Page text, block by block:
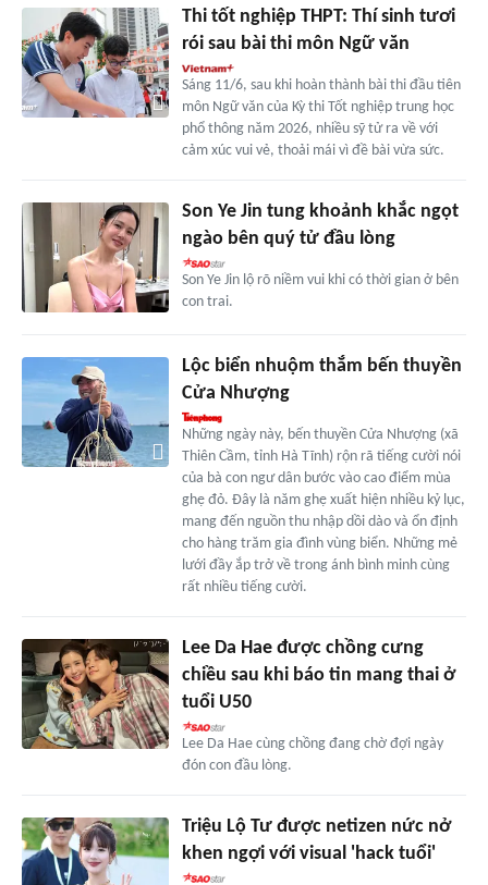
Thi tốt nghiệp THPT: Thí sinh tươi
rói sau bài thi môn Ngữ văn
Sáng 11/6, sau khi hoàn thành bài thi đầu tiên
môn Ngữ văn của Kỳ thi Tốt nghiệp trung học
phổ thông năm 2026, nhiều sỹ tử ra về với
cảm xúc vui vẻ, thoải mái vì đề bài vừa sức.
Son Ye Jin tung khoảnh khắc ngọt
ngào bên quý tử đầu lòng
Son Ye Jin lộ rõ niềm vui khi có thời gian ở bên
con trai.
Lộc biển nhuộm thắm bến thuyền
Cửa Nhượng
Những ngày này, bến thuyền Cửa Nhượng (xã
Thiên Cầm, tỉnh Hà Tĩnh) rộn rã tiếng cười nói
của bà con ngư dân bước vào cao điểm mùa
ghẹ đỏ. Đây là năm ghẹ xuất hiện nhiều kỷ lục,
mang đến nguồn thu nhập dồi dào và ổn định
cho hàng trăm gia đình vùng biển. Những mẻ
lưới đầy ắp trở về trong ánh bình minh cùng
rất nhiều tiếng cười.
Lee Da Hae được chồng cưng
chiều sau khi báo tin mang thai ở
tuổi U50
Lee Da Hae cùng chồng đang chờ đợi ngày
đón con đầu lòng.
Triệu Lộ Tư được netizen nức nở
khen ngợi với visual 'hack tuổi'